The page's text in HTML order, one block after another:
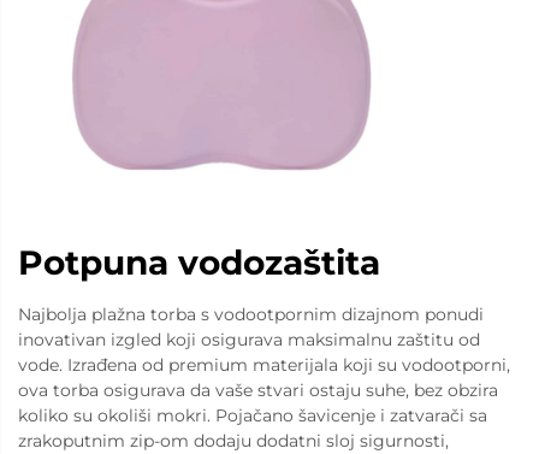
Potpuna vodozaštita
Najbolja plažna torba s vodootpornim dizajnom ponudi
inovativan izgled koji osigurava maksimalnu zaštitu od
vode. Izrađena od premium materijala koji su vodootporni,
ova torba osigurava da vaše stvari ostaju suhe, bez obzira
koliko su okoliši mokri. Pojačano šavicenje i zatvarači sa
zrakoputnim zip-om dodaju dodatni sloj sigurnosti,